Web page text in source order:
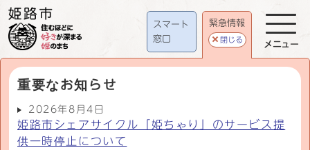
スマート
窓口
緊急情報
閉じる
重要なお知らせ
2026年8月4日
姫路市シェアサイクル「姫ちゃり」のサービス提
供一時停止について
メニュー